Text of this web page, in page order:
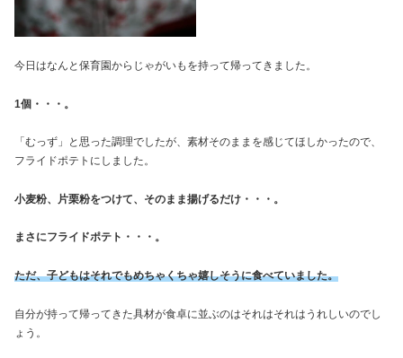
今日はなんと保育園からじゃがいもを持って帰ってきました。
1個・・・。
「むっず」と思った調理でしたが、素材そのままを感じてほしかったので、
フライドポテトにしました。
小麦粉、片栗粉をつけて、そのまま揚げるだけ・・・。
まさにフライドポテト・・・。
ただ、子どもはそれでもめちゃくちゃ嬉しそうに食べていました。
自分が持って帰ってきた具材が食卓に並ぶのはそれはそれはうれしいのでし
ょう。